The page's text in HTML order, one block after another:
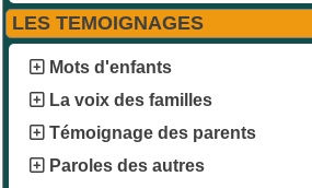
LES TEMOIGNAGES
Mots d'enfants
La voix des familles
Témoignage des parents
Paroles des autres